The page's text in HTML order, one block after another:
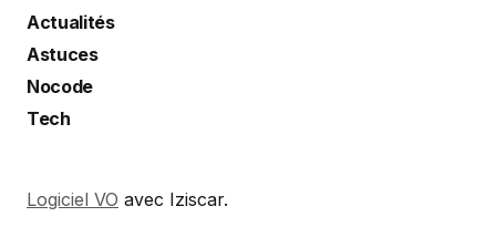
Actualités
Astuces
Nocode
Tech
Logiciel VO avec Iziscar.